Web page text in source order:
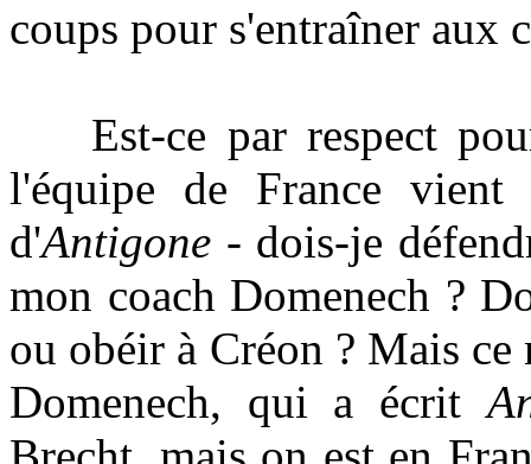
coups pour s'entraîner aux
Est-ce par respect
l'équipe de France
d'Antigone - dois-je
mon coach Domenech ?
ou obéir à Créon ? Mais ce
Domenech, qui a écrit